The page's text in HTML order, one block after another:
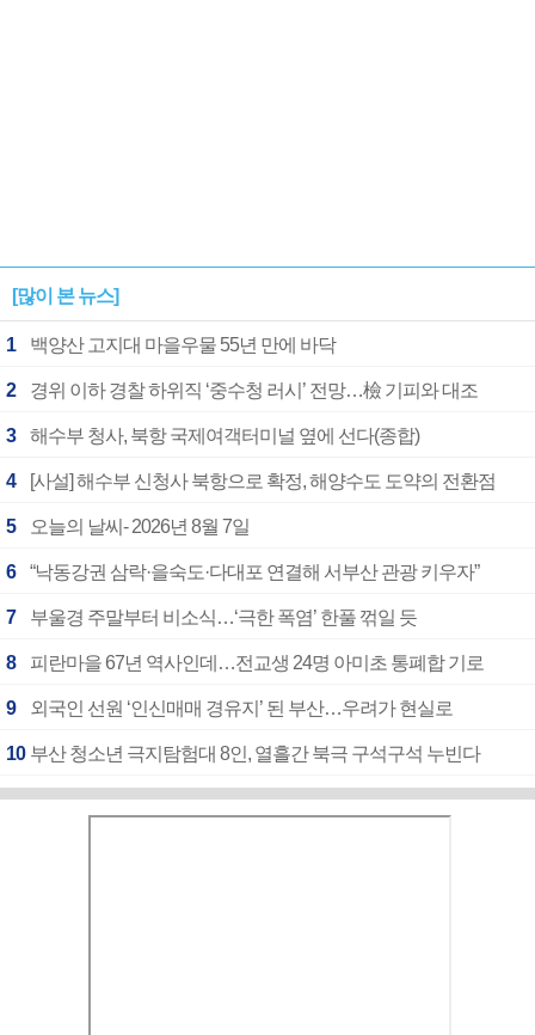
[많이 본 뉴스]
1 백양산 고지대 마을우물 55년 만에 바닥
2 경위 이하 경찰 하위직 ‘중수청 러시’ 전망…檢 기피와 대조
3 해수부 청사, 북항 국제여객터미널 옆에 선다(종합)
4 [사설] 해수부 신청사 북항으로 확정, 해양수도 도약의 전환점
5 오늘의 날씨- 2026년 8월 7일
6 “낙동강권 삼락·을숙도·다대포 연결해 서부산 관광 키우자”
7 부울경 주말부터 비소식…‘극한 폭염’ 한풀 꺾일 듯
8 피란마을 67년 역사인데…전교생 24명 아미초 통폐합 기로
9 외국인 선원 ‘인신매매 경유지’ 된 부산…우려가 현실로
10 부산 청소년 극지탐험대 8인, 열흘간 북극 구석구석 누빈다